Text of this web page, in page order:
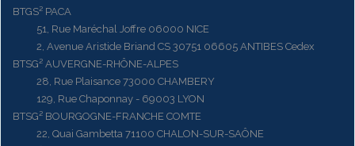
BTGS² PACA
51, Rue Maréchal Joffre 06000 NICE
2, Avenue Aristide Briand CS 30751 06605 ANTIBES Cedex
BTSG² AUVERGNE-RHÔNE-ALPES
28, Rue Plaisance 73000 CHAMBERY
129, Rue Chaponnay - 69003 LYON
BTSG² BOURGOGNE-FRANCHE COMTE
22, Quai Gambetta 71100 CHALON-SUR-SAÔNE